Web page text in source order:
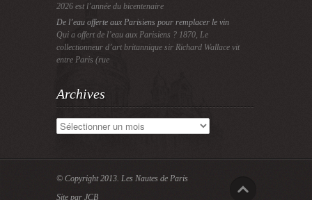
2026 est l’année du bicentenaire
De l’eau offerte aux Parisiens pour remplacer le vin
Qui a offert de l’eau aux Parisiens ? 1870, Le
collectionneur d’art britannique sir Richard Wallace vit
entre Paris (rue
Archives
Archives
© Copyright 2013. Les Nautes de Paris
Site par JCB